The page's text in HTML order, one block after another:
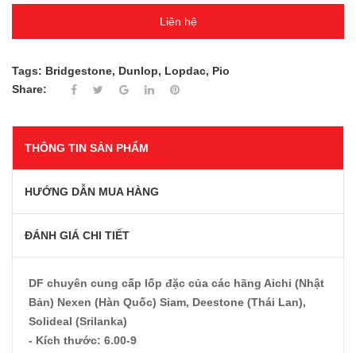
Liên hệ
Tags: Bridgestone, Dunlop, Lopdac, Pio
Share:
THÔNG TIN SẢN PHẨM
HƯỚNG DẪN MUA HÀNG
ĐÁNH GIÁ CHI TIẾT
DF chuyên cung cấp lốp đặc của các hãng Aichi (Nhật
Bản) Nexen (Hàn Quốc) Siam, Deestone (Thái Lan),
Solideal (Srilanka)
- Kích thước: 6.00-9